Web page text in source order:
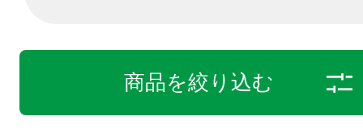
商品を絞り込む